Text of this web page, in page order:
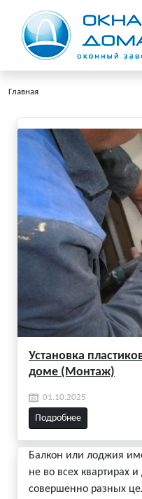
Главная
Установка
доме (Монтаж)
01.10.2025
Подробнее
Балкон или лоджия
не во всех квартирах
совершенно разных